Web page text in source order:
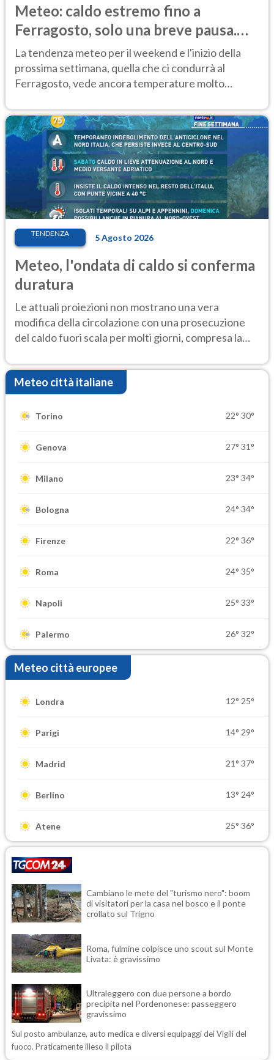
Meteo: caldo estremo fino a
Ferragosto, solo una breve pausa.
Ecco dove
La tendenza meteo per il weekend e l'inizio della
prossima settimana, quella che ci condurrà al
Ferragosto, vede ancora temperature molto
TENDENZA 5 Agosto 2026
Meteo, l'ondata di caldo si conferma
duratura
Le attuali proiezioni non mostrano una vera
modifica della circolazione con una prosecuzione
del caldo fuori scala per molti giorni, compresa la
Meteo città italiane
Torino 22° 30°
Genova 27° 31°
Milano 23° 34°
Bologna 24° 34°
Firenze 22° 36°
Roma 24° 35°
Napoli 25° 33°
Palermo 26° 32°
Meteo città europee
Londra 12° 25°
Parigi 14° 29°
Madrid 21° 37°
Berlino 13° 24°
Atene 25° 36°
Cambiano le mete del "turismo nero": boom
di visitatori per la casa nel bosco e il ponte
crollato sul Trigno
Roma, fulmine colpisce uno scout sul Monte
Livata: è gravissimo
Ultraleggero con due persone a bordo
precipita nel Pordenonese: passeggero
gravissimo
Sul posto ambulanze, auto medica e diversi equipaggi dei Vigili del
fuoco. Praticamente illeso il pilota